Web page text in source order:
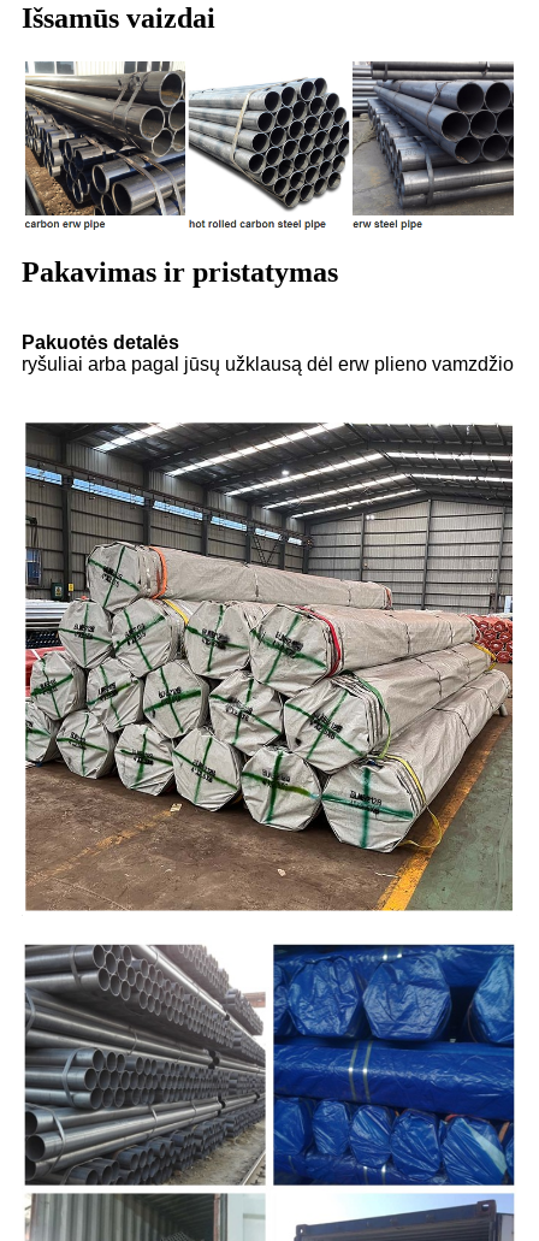
Išsamūs vaizdai
Pakavimas ir pristatymas
Pakuotės detalės
ryšuliai arba pagal jūsų užklausą dėl erw plieno vamzdžio